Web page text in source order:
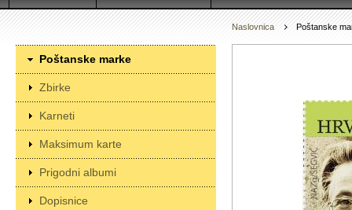
Poštanske marke
Zbirke
Karneti
Maksimum karte
Prigodni albumi
Dopisnice
Naslovnica Poštanske